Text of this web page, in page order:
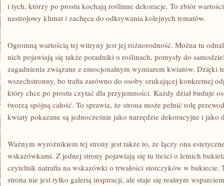
i tych, którzy po prostu kochają roślinne dekoracje. To zbiór
nastrojowy klimat i zachęca do odkrywania kolejnych tematów.
Ogromną wartością tej witryny jest jej różnorodność. Można tu
nich pojawiają się także poradniki o roślinach, pomysły do
zagadnienia związane z emocjonalnym wymiarem kwiatów. Dzięki
wszechstronny, bo trafia zarówno do osoby szukającej konkretnej
który chce po prostu czytać dla przyjemności. Każdy dział buduje
tworzą spójną całość. To sprawia, że strona może pełnić rolę
kwiaty pokazane są jednocześnie jako narzędzie dekoracyjne i jako
Ważnym wyróżnikiem tej strony jest także to, że łączy ona
wskazówkami. Z jednej strony pojawiają się tu treści o letnich
czytelnik natrafia na wskazówki o trwałości storczyków w bukiecie.
strona nie jest tylko galerią inspiracji, ale staje się realnym